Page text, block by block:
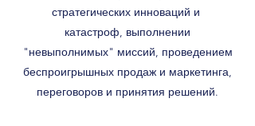
стратегических инноваций и
катастроф, выполнении
"невыполнимых" миссий, проведением
беспроигрышных продаж и маркетинга,
переговоров и принятия решений.